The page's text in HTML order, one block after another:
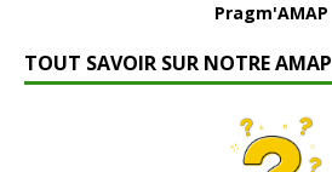
Pragm'AMAP
TOUT SAVOIR SUR NOTRE AMAP